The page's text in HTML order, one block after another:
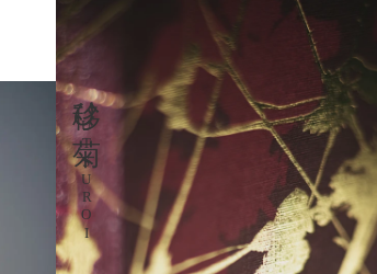
移ひ菊
UTSUROI